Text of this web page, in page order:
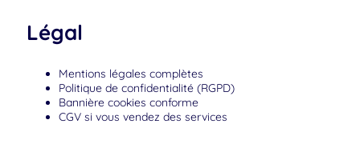
Légal
Mentions légales complètes
Politique de confidentialité (RGPD)
Bannière cookies conforme
CGV si vous vendez des services